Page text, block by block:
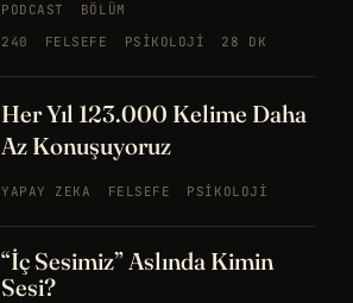
PODCAST
BÖLÜM
240
FELSEFE PSIKOLOJI 28 DK
Her Yıl 123.000 Kelime Daha
Az Konuşuyoruz
YAPAY ZEKA FELSEFE PSIKOLOJI
“İç Sesimiz” Aslında Kimin
Sesi?